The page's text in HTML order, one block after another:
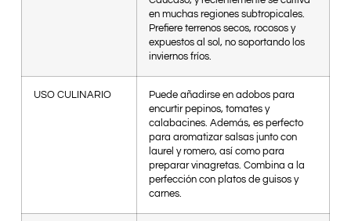
en muchas regiones subtropicales.
Prefiere terrenos secos, rocosos y
expuestos al sol, no soportando los
inviernos fríos.
USO CULINARIO
Puede añadirse en adobos para
encurtir pepinos, tomates y
calabacines. Además, es perfecto
para aromatizar salsas junto con
laurel y romero, así como para
preparar vinagretas. Combina a la
perfección con platos de guisos y
carnes.